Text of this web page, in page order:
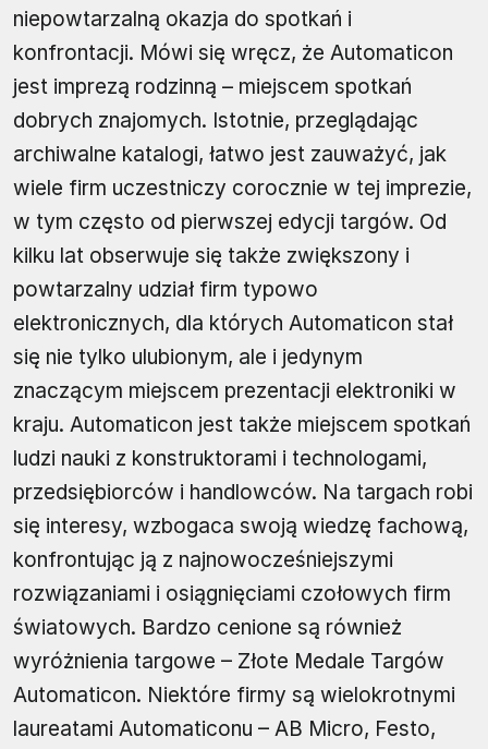
niepowtarzalną okazja do spotkań i
konfrontacji. Mówi się wręcz, że Automaticon
jest imprezą rodzinną – miejscem spotkań
dobrych znajomych. Istotnie, przeglądając
archiwalne katalogi, łatwo jest zauważyć, jak
wiele firm uczestniczy corocznie w tej imprezie,
w tym często od pierwszej edycji targów. Od
kilku lat obserwuje się także zwiększony i
powtarzalny udział firm typowo
elektronicznych, dla których Automaticon stał
się nie tylko ulubionym, ale i jedynym
znaczącym miejscem prezentacji elektroniki w
kraju. Automaticon jest także miejscem spotkań
ludzi nauki z konstruktorami i technologami,
przedsiębiorców i handlowców. Na targach robi
się interesy, wzbogaca swoją wiedzę fachową,
konfrontując ją z najnowocześniejszymi
rozwiązaniami i osiągnięciami czołowych firm
światowych. Bardzo cenione są również
wyróżnienia targowe – Złote Medale Targów
Automaticon. Niektóre firmy są wielokrotnymi
laureatami Automaticonu – AB Micro, Festo,